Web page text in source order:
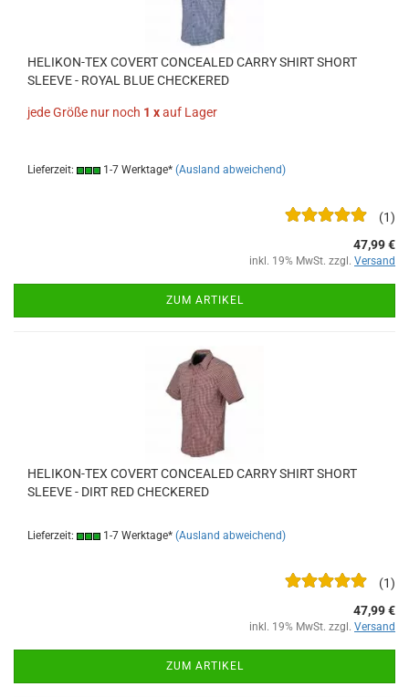
HELIKON-TEX COVERT CONCEALED CARRY SHIRT SHORT
SLEEVE - ROYAL BLUE CHECKERED
jede Größe nur noch 1 xauf Lager
Lieferzeit: 1-7 Werktage* (Ausland abweichend)
1
47,99 €
inkl. 19% MwSt. zzgl. Versand
ZUM ARTIKEL
HELIKON-TEX COVERT CONCEALED CARRY SHIRT SHORT
SLEEVE - DIRT RED CHECKERED
Lieferzeit: 1-7 Werktage* (Ausland abweichend)
1
47,99 €
inkl. 19% MwSt. zzgl. Versand
ZUM ARTIKEL